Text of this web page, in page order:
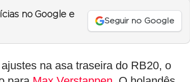
no Google e
Seguir no Google
na asa traseira do RB20, o